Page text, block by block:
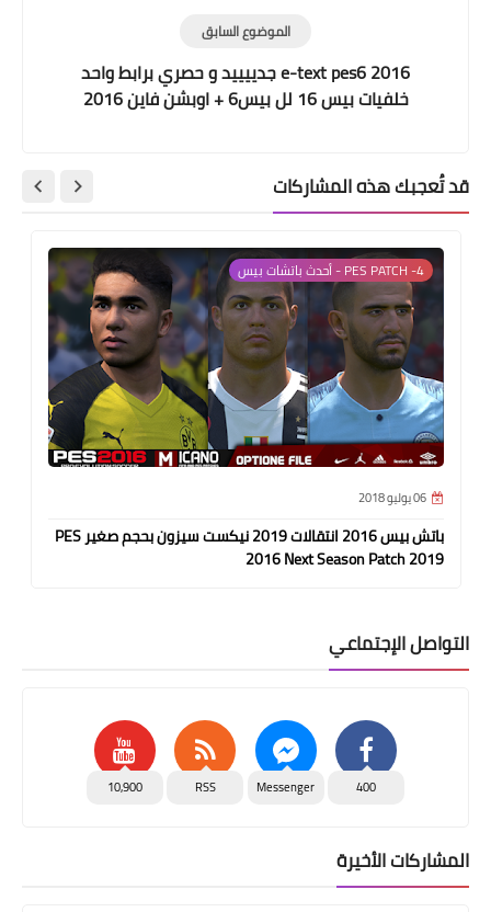
الموضوع السابق
e-text pes6 2016 جدييييد و حصري برابط واحد
خلفيات بيس 16 لل بيس6 + اوبشن فاين 2016
قد تُعجبك هذه المشاركات
4- PES PATCH - أحدث باتشات بيس
06 يوليو 2018
باتش بيس 2016 انتقالات 2019 نيكست سيزون بحجم صغير PES
2016 Next Season Patch 2019
التواصل الإجتماعي
400
Messenger
RSS
10,900
المشاركات الأخيرة